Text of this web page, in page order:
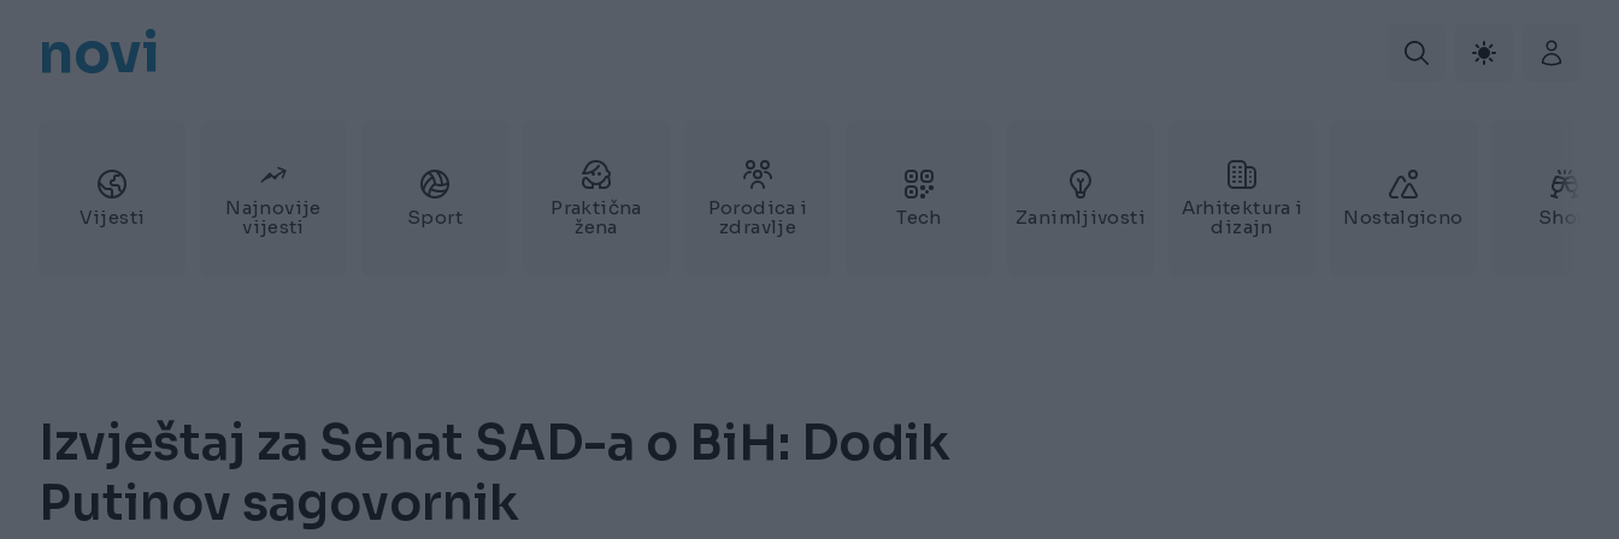
novi
Vijesti
Najnovije
vijesti
Sport
Praktična
žena
Porodica i
zdravlje
Tech Zanimljivosti
Arhitektura i
dizajn
Nostalgicno Show
Izvještaj za Senat SAD-a o BiH: Dodik
Putinov sagovornik